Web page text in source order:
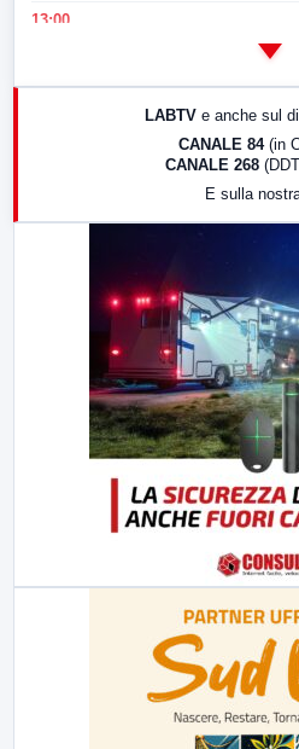
13:00
LABTV e anche sul
CANALE 84 (in
CANALE 268
E sulla